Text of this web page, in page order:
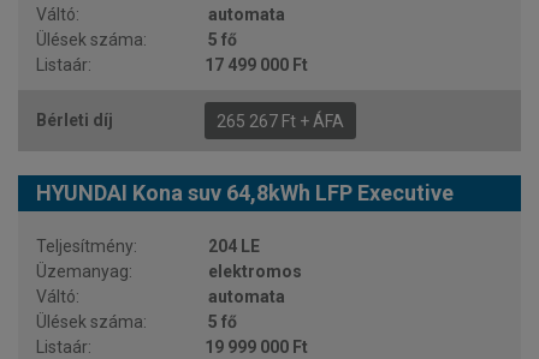
automata
5 fő
17 499 000 Ft
265 267 Ft + ÁFA
HYUNDAI Kona suv 64,8kWh LFP Executive
204 LE
elektromos
automata
5 fő
19 999 000 Ft